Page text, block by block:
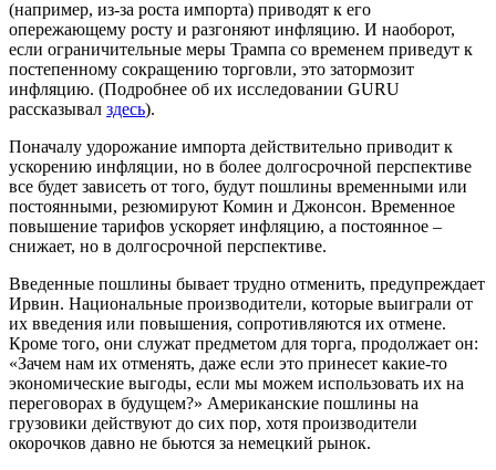
(например, из-за роста импорта) приводят к его
опережающему росту и разгоняют инфляцию. И наоборот,
если ограничительные меры Трампа со временем приведут к
постепенному сокращению торговли, это затормозит
инфляцию. (Подробнее об их исследовании GURU
рассказывал здесь).
Поначалу удорожание импорта действительно приводит к
ускорению инфляции, но в более долгосрочной перспективе
все будет зависеть от того, будут пошлины временными или
постоянными, резюмируют Комин и Джонсон. Временное
повышение тарифов ускоряет инфляцию, а постоянное –
снижает, но в долгосрочной перспективе.
Введенные пошлины бывает трудно отменить, предупреждает
Ирвин. Национальные производители, которые выиграли от
их введения или повышения, сопротивляются их отмене.
Кроме того, они служат предметом для торга, продолжает он:
«Зачем нам их отменять, даже если это принесет какие-то
экономические выгоды, если мы можем использовать их на
переговорах в будущем?» Американские пошлины на
грузовики действуют до сих пор, хотя производители
окорочков давно не бьются за немецкий рынок.